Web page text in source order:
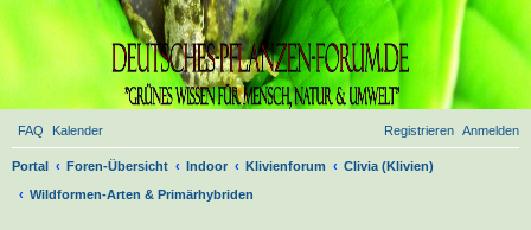
FAQ Kalender Anmelden
Registrieren
Portal Foren-Übersicht Indoor Klivienforum
Clivia (Klivien)
Wildformen-Arten & Primärhybriden